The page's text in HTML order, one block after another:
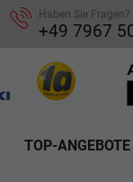
Haben Sie Fragen?
+49 7967
TOP-ANGEBOTE